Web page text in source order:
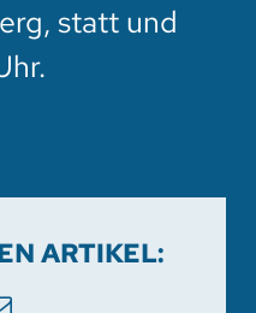
statt und
ARTIKEL: